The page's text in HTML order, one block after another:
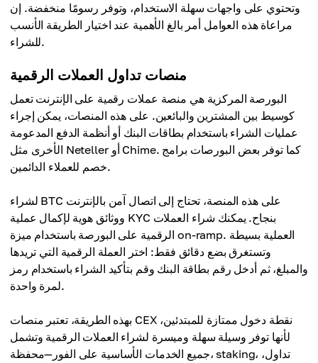
وتحتوي على واجهات سهلة الاستخدام، وتوفر رسومًا منخفضة. إن
مراعاة هذه العوامل أمر بالغ الأهمية عند اختيار الطريقة الأنسب
للشراء.
منصات تداول العملات الرقمية
البورصة المركزية هي منصة عملات رقمية على الإنترنت تعمل
كوسيط بين المشترين والبائعين. على هذه المنصات، يمكن إجراء
عمليات الشراء باستخدام بطاقات البنك أو أنظمة الدفع المدعومة
الأخرى مثل Neteller أو Chime. كما توفر بعض البورصات برامج
خصم للعملاء الدائمين.
لشراء BTC على هذه المنصة، تحتاج إلى اتصال آمن بالإنترنت
ووثائق هوية لإكمال عملية KYC بنجاح. يمكنك شراء العملات
الرقمية على البورصة باستخدام ميزة on-ramp. العملية بسيطة
وتستغرق بضع دقائق فقط: اختر العملة الرقمية التي تريدها
والمبلغ، ثم أدخل رقم بطاقة البنك وقم بتأكيد الشراء باستخدام رمز
لمرة واحدة.
بهذه الطريقة، تعتبر منصات CEX نقطة دخول ممتازة للمبتدئين،
لأنها توفر وسيلة سهلة وميسرة لشراء العملات الرقمية وتشمل
جميع الخدمات الأساسية على الفور—محفظة، staking، تداول،